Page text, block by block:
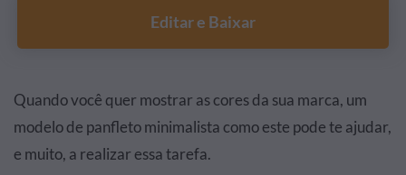
Editar e Baixar
Quando você quer mostrar as cores da sua marca, um
modelo de panfleto minimalista como este pode te ajudar,
e muito, a realizar essa tarefa.